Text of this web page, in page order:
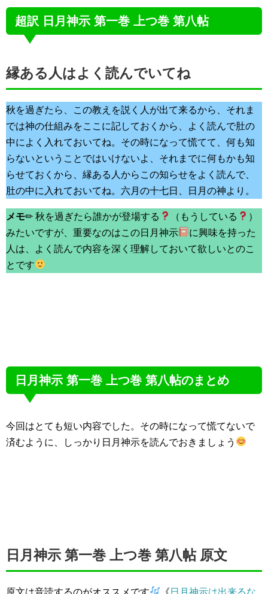
超訳 日月神示 第一巻 上つ巻 第八帖
縁ある人はよく読んでいてね
秋を過ぎたら、この教えを説く人が出て来るから、それま
では神の仕組みをここに記しておくから、よく読んで肚の
中によく入れておいてね。その時になって慌てて、何も知
らないということではいけないよ、それまでに何もかも知
らせておくから、縁ある人からこの知らせをよく読んで、
肚の中に入れておいてね。六月の十七日、日月の神より。
メモ✏ 秋を過ぎたら誰かが登場する （もうしている
）
みたいですが、重要なのはこの日月神示
に興味を持った
人は、よく読んで内容を深く理解しておいて欲しいとのこ
とです
日月神示 第一巻 上つ巻 第八帖のまとめ
今回はとても短い内容でした。その時になって慌てないで
済むように、しっかり日月神示を読んでおきましょう
日月神示 第一巻 上つ巻 第八帖 原文
原文は音読するのがオススメです 《 日月神示は出来るな